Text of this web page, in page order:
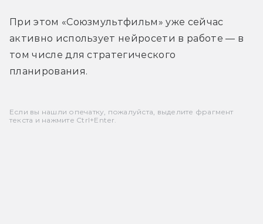
При этом «Союзмультфильм» уже сейчас
активно использует нейросети в работе — в
том числе для стратегического
планирования.
Если вы нашли опечатку, пожалуйста, выделите фрагмент
текста и нажмите Ctrl+Enter.